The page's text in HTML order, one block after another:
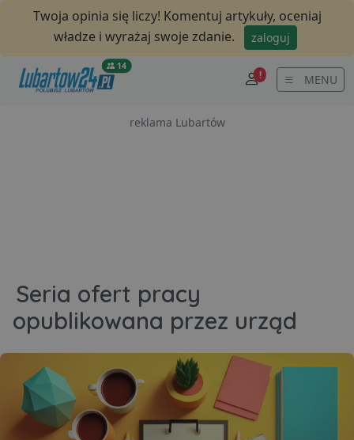
Twoja opinia się liczy! Komentuj artykuły, oceniaj
władze i wyrażaj swoje zdanie.
zaloguj
14
! MENU
reklama Lubartów
Seria ofert pracy
opublikowana przez urząd